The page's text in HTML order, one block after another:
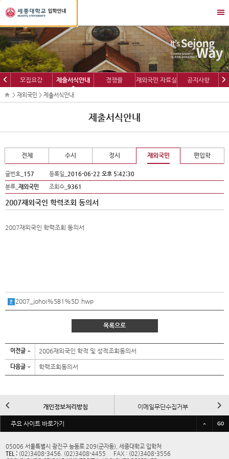
세
종
대
학
교
입
학
정
보
뉴
열
기/
닫
기
이
전
다
음
모집요강 제출서식안내 경쟁률 재외국민 자료실 공지사항
> 재외국민 > 제출서식안내
제출서식안내
전체 수시 정시 재외국민 편입학
글번호_ 157 등록일_ 2016-06-22 오후 5:42:30
분류_ 재외국민 조회수_ 9361
2007재외국인 학력조회 동의서
2007재외국인 학력조회 동의서
2007_johoi%5B1%5D.hwp
목록으로
이전글 2006재외국인 학적 및 성적조회동의서
다음글 학력조회동의서
다
개인정보처리방침 이메일무단수집거부
규정/예결산공고 대학정보공시
교내전화번호 사이트맵
주요 사이트 바로가기
바
로
05006 서울특별시 광진구 능동로 209(군자동), 세종대학교 입학처
TEL : (02)3408-3456. (02)3408-4455 FAX : (02)3408-3556